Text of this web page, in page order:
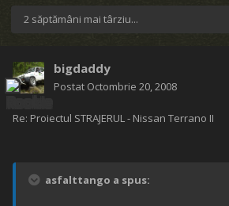
2 săptămâni mai târziu...
bigdaddy
Postat Octombrie 20, 2008
Re: Proiectul STRAJERUL - Nissan Terrano II
asfalttango a spus: